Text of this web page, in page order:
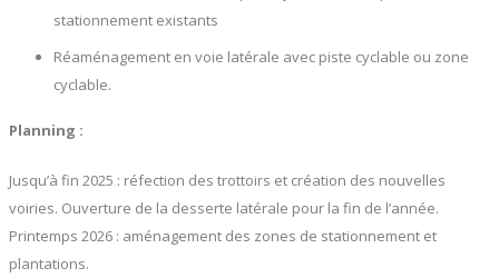
stationnement existants
Réaménagement en voie latérale avec piste cyclable ou zone
cyclable.
Planning :
Jusqu’à fin 2025 : réfection des trottoirs et création des nouvelles
voiries. Ouverture de la desserte latérale pour la fin de l’année.
Printemps 2026 : aménagement des zones de stationnement et
plantations.